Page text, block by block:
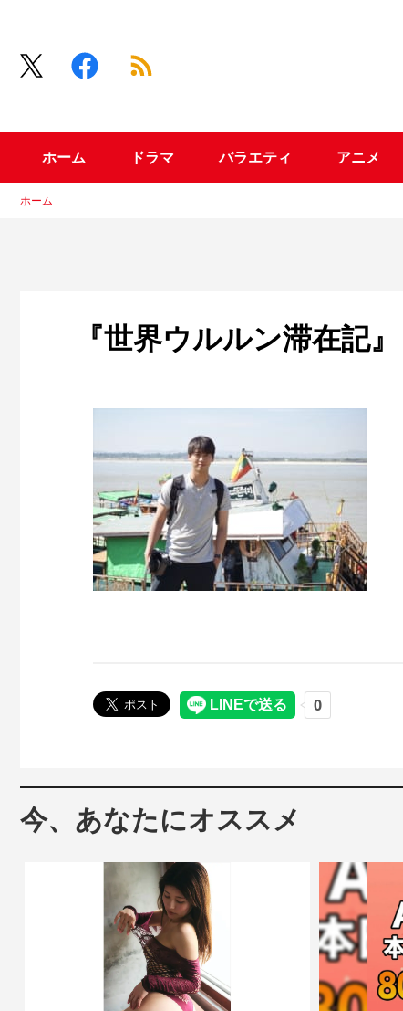
ホーム ドラマ バラエティ アニメ
ホーム
『世界ウルルン滞在記』
今、あなたにオススメ